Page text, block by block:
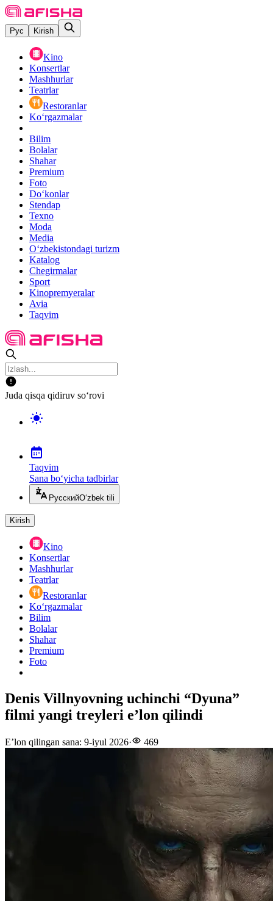
Рус Kirish
Kino
Konsertlar
Mashhurlar
Teatrlar
Restoranlar
Ko‘rgazmalar
Bilim
Bolalar
Shahar
Premium
Foto
Do‘konlar
Stendap
Texno
Moda
Media
O‘zbekistondagi turizm
Katalog
Chegirmalar
Sport
Kinopremyeralar
Avia
Taqvim
Juda qisqa qidiruv so‘rovi
Taqvim
Sana bo‘yicha tadbirlar
РусскийO‘zbek tili
Kirish
Kino
Konsertlar
Mashhurlar
Teatrlar
Restoranlar
Ko‘rgazmalar
Bilim
Bolalar
Shahar
Premium
Foto
Denis Villnyovning uchinchi “Dyuna”
filmi yangi treyleri e’lon qilindi
E’lon qilingan sana: 9-iyul 2026· 469